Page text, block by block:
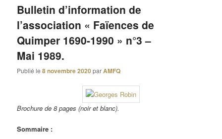
Bulletin d’information de
l’association « Faïences de
Quimper 1690-1990 » n°3 –
Mai 1989.
Publié le8 novembre 2020parAMFQ
Brochure de 8 pages (noir et blanc).
Sommaire :